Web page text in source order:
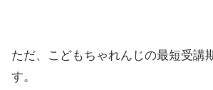
ただ、こどもちゃれんじの最短受講
す。